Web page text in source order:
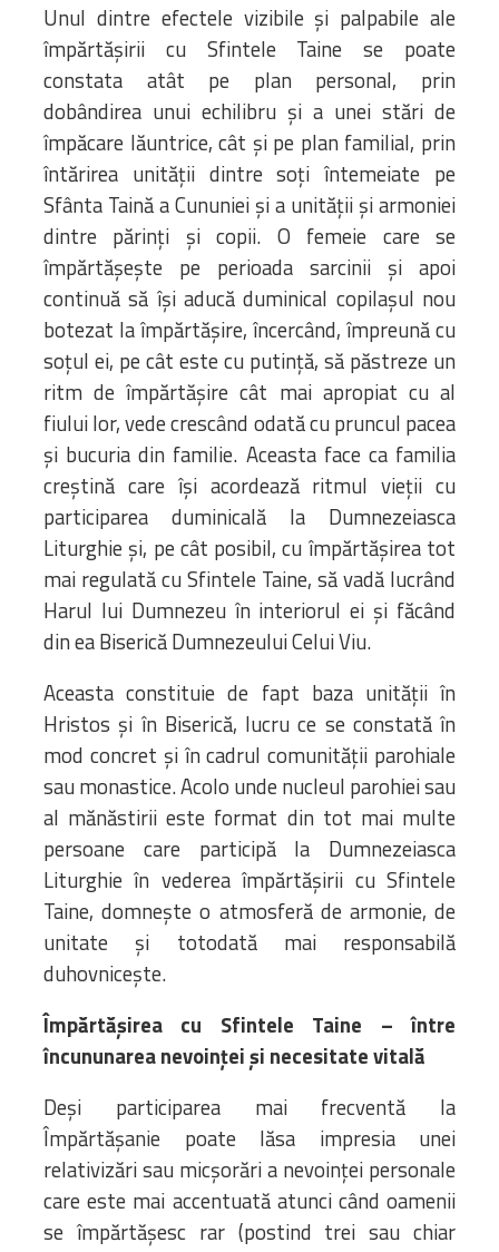
Unul dintre efectele vizibile și palpabile ale
împărtășirii cu Sfintele Taine se poate
constata atât pe plan personal, prin
dobândirea unui echilibru și a unei stări de
împăcare lăuntrice, cât și pe plan familial, prin
întărirea unității dintre soți întemeiate pe
Sfânta Taină a Cununiei și a unității și armoniei
dintre părinți și copii. O femeie care se
împărtășește pe perioada sarcinii și apoi
continuă să își aducă duminical copilașul nou
botezat la împărtășire, încercând, împreună cu
soțul ei, pe cât este cu putință, să păstreze un
ritm de împărtășire cât mai apropiat cu al
fiului lor, vede crescând odată cu pruncul pacea
și bucuria din familie. Aceasta face ca familia
creștină care își acordează ritmul vieții cu
participarea duminicală la Dumnezeiasca
Liturghie și, pe cât posibil, cu împărtășirea tot
mai regulată cu Sfintele Taine, să vadă lucrând
Harul lui Dumnezeu în interiorul ei și făcând
din ea Biserică Dumnezeului Celui Viu.
Aceasta constituie de fapt baza unității în
Hristos și în Biserică, lucru ce se constată în
mod concret și în cadrul comunității parohiale
sau monastice. Acolo unde nucleul parohiei sau
al mănăstirii este format din tot mai multe
persoane care participă la Dumnezeiasca
Liturghie în vederea împărtășirii cu Sfintele
Taine, domnește o atmosferă de armonie, de
unitate și totodată mai responsabilă
duhovnicește.
Împărtășirea cu Sfintele Taine – între
încununarea nevoinței și necesitate vitală
Deși participarea mai frecventă la
Împărtășanie poate lăsa impresia unei
relativizări sau micșorări a nevoinței personale
care este mai accentuată atunci când oamenii
se împărtășesc rar (postind trei sau chiar